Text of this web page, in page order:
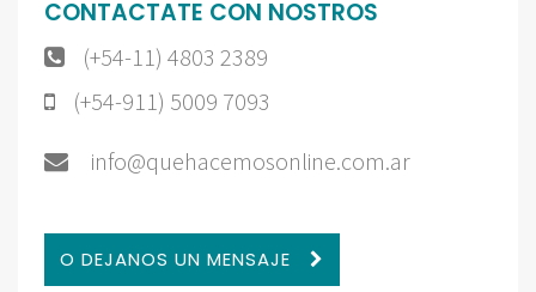
CONTACTATE CON NOSTROS
(+54-11) 4803 2389
(+54-911) 5009 7093
info@quehacemosonline.com.ar
O DEJANOS UN MENSAJE